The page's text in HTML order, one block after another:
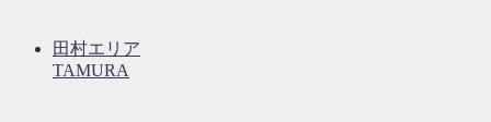
田村エリア
TAMURA